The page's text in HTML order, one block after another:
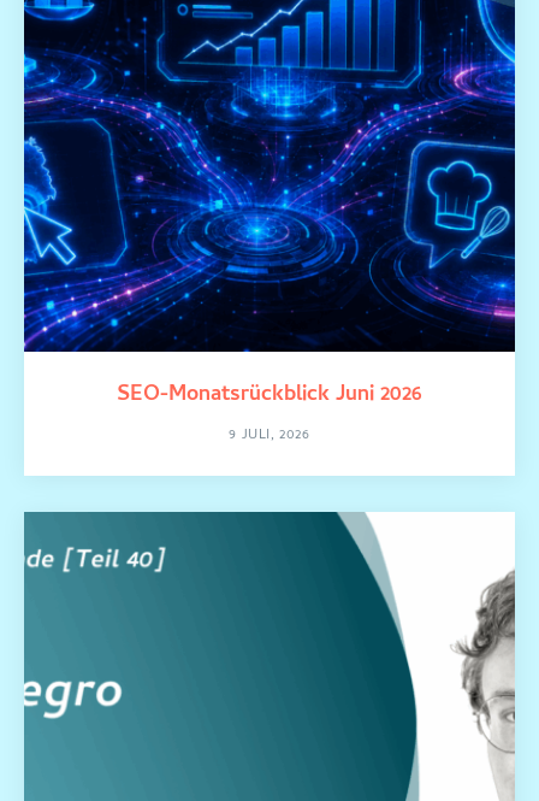
SEO-Monatsrückblick Juni 2026
9 JULI, 2026